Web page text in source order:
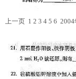
上一页 1 2 3 4 5 6